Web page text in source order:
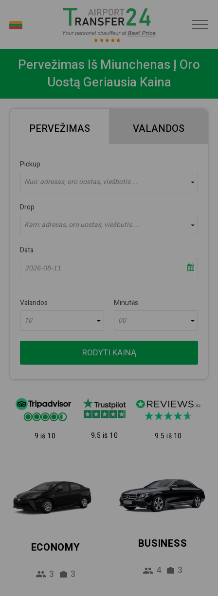
Pervežimas Iš Miunchenas Į Oro
Uostą Geriausia Kaina
PERVEŽIMAS VALANDOS
Pickup
Nuo: adresas, oro uostas, viešbutis ...
Drop
Kam: adresas, oro uostas, viešbutis ...
Data
Valandos
10
Minutės
00
RODYTI KAINĄ
9 iš 10 9.5 iš 10 9.5 iš 10
ECONOMY
3 3
BUSINESS
4 3